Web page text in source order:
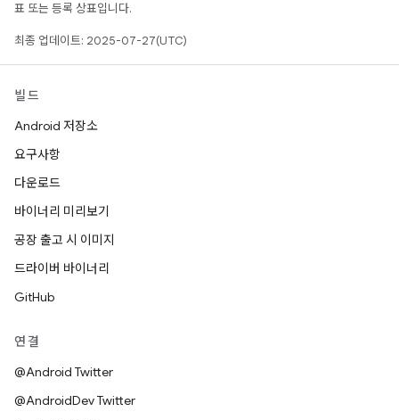
표 또는 등록 상표입니다.
최종 업데이트: 2025-07-27(UTC)
빌드
Android 저장소
요구사항
다운로드
바이너리 미리보기
공장 출고 시 이미지
드라이버 바이너리
GitHub
연결
@Android Twitter
@AndroidDev Twitter